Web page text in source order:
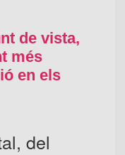
de vista,
més
en els
del